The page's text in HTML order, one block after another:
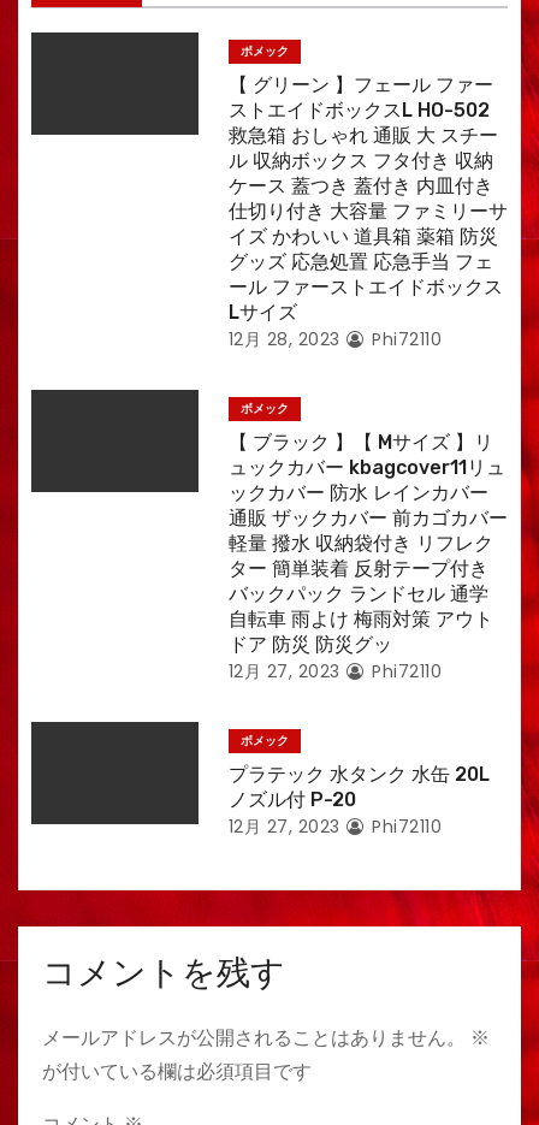
ボメック
【 グリーン 】フェール ファー
ストエイドボックスL HO-502
救急箱 おしゃれ 通販 大 スチー
ル 収納ボックス フタ付き 収納
ケース 蓋つき 蓋付き 内皿付き
仕切り付き 大容量 ファミリーサ
イズ かわいい 道具箱 薬箱 防災
グッズ 応急処置 応急手当 フェ
ール ファーストエイドボックス
Lサイズ
12月 28, 2023 Phi72110
ボメック
【 ブラック 】【 Mサイズ 】リ
ュックカバー kbagcover11リュ
ックカバー 防水 レインカバー
通販 ザックカバー 前カゴカバー
軽量 撥水 収納袋付き リフレク
ター 簡単装着 反射テープ付き
バックパック ランドセル 通学
自転車 雨よけ 梅雨対策 アウト
ドア 防災 防災グッ
12月 27, 2023 Phi72110
ボメック
プラテック 水タンク 水缶 20L
ノズル付 P-20
12月 27, 2023 Phi72110
コメントを残す
メールアドレスが公開されることはありません。
※
が付いている欄は必須項目です